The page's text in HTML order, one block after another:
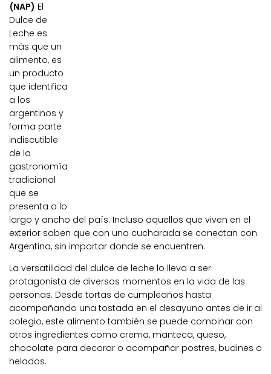
(NAP) El
Dulce de
Leche es
más que un
alimento, es
un producto
que identifica
a los
argentinos y
forma parte
indiscutible
de la
gastronomía
tradicional
que se
presenta a lo
largo y ancho del país. Incluso aquellos que viven en el
exterior saben que con una cucharada se conectan con
Argentina, sin importar donde se encuentren.
La versatilidad del dulce de leche lo lleva a ser
protagonista de diversos momentos en la vida de las
personas. Desde tortas de cumpleaños hasta
acompañando una tostada en el desayuno antes de ir al
colegio, este alimento también se puede combinar con
otros ingredientes como crema, manteca, queso,
chocolate para decorar o acompañar postres, budines o
helados.